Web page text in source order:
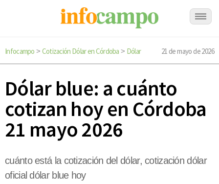
Infocampo > Cotización Dólar en Córdoba > Dólar 21 de mayo de 2026
Dólar blue: a cuánto
cotizan hoy en Córdoba
21 mayo 2026
cuánto está la cotización del dólar, cotización dólar
oficial dólar blue hoy